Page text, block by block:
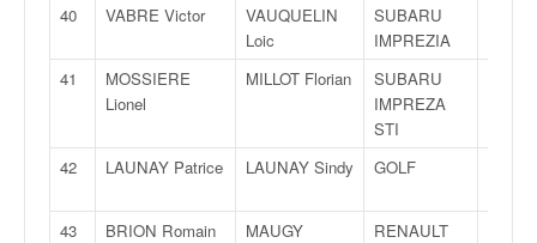
40 VABRE Victor
VAUQUELIN
Loic
SUBARU
IMPREZIA
41
MOSSIERE
Lionel
MILLOT Florian
SUBARU
IMPREZA
STI
42 LAUNAY Patrice LAUNAY Sindy GOLF
43
BRION Romain
MAUGY
RENAULT